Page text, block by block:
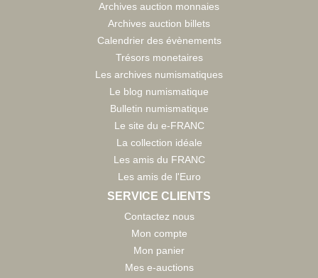
Archives auction monnaies
Archives auction billets
Calendrier des évènements
Trésors monetaires
Les archives numismatiques
Le blog numismatique
Bulletin numismatique
Le site du e-FRANC
La collection idéale
Les amis du FRANC
Les amis de l'Euro
SERVICE CLIENTS
Contactez nous
Mon compte
Mon panier
Mes e-auctions